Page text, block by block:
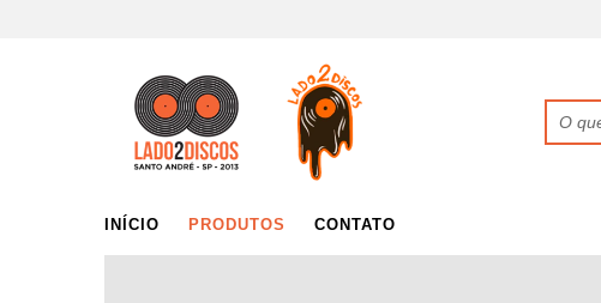
INÍCIO PRODUTOS CONTATO